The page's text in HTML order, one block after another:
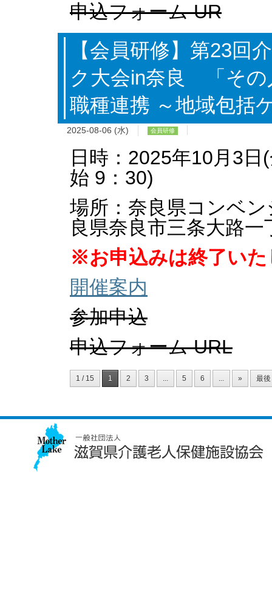
申込フォーム UR
【会員研修】第23回
ク大会in奈良 「その
職種連携 ～地域包括
2025-08-06 (水) 会員研修
日時：2025年10月3
始 9：30)
場所：奈良県コンベ
良県奈良市三条大路一
※お申込みは終了いた
開催案内
参加申込
申込フォーム URL
1 / 15 1 2 3 ... 5 6 ... » 最